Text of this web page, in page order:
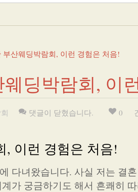
산웨딩박람회, 이런 경험은 처음!
딩박람회, 이
댓글이 닫혔습니다. 0
, 이런 경험은 처음!
다녀왔습니다. 사실 저는 결
가 궁금하기도 해서 흔쾌히